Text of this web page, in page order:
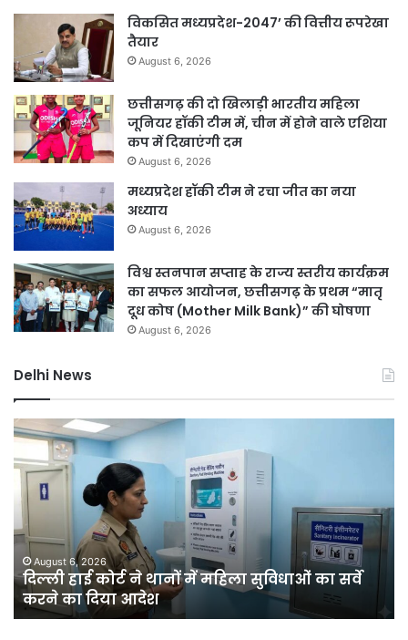
विकसित मध्यप्रदेश-2047’ की वित्तीय रूपरेखा
तैयार
August 6, 2026
छत्तीसगढ़ की दो खिलाड़ी भारतीय महिला
जूनियर हॉकी टीम में, चीन में होने वाले एशिया
कप में दिखाएंगी दम
August 6, 2026
मध्यप्रदेश हॉकी टीम ने रचा जीत का नया
अध्याय
August 6, 2026
विश्व स्तनपान सप्ताह के राज्य स्तरीय कार्यक्रम
का सफल आयोजन, छत्तीसगढ़ के प्रथम “मातृ
दूध कोष (Mother Milk Bank)” की घोषणा
August 6, 2026
Delhi News
दिल्ली
कोर्ट
थानों
महिला
सुविधाओं
का
सर्वे
करने
August 6, 2026
दिल्ली हाई कोर्ट ने थानों में महिला सुविधाओं का सर्वे
करने का दिया आदेश